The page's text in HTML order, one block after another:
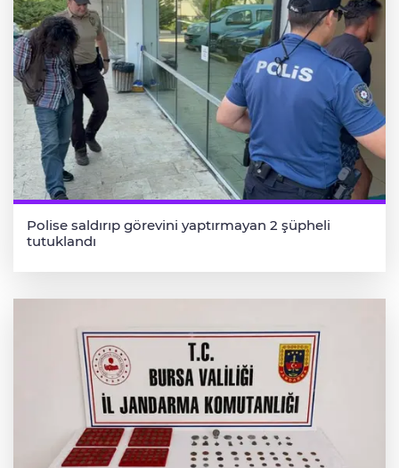
Polise saldırıp görevini yaptırmayan 2 şüpheli
tutuklandı